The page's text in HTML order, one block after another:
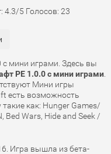
4.3/5 Голосов: 23
с мини играми. Здесь вы
PE 1.0.0 с мини играми
Мини игры
есть возможность
как: Hunger Games/
Wars, Hide and Seek /
Игра вышла из бета-